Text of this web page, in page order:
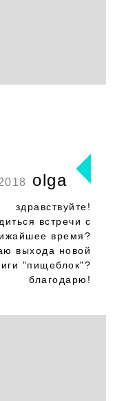
olga
здравствуйте!
встречи с
время?
выхода новой
"пищеблок"?
благодарю!